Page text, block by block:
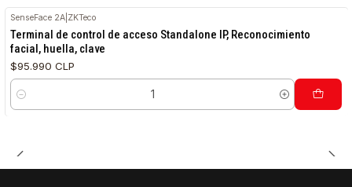
SenseFace 2A ZKTeco
Terminal de control de acceso Standalone IP, Reconocimiento
facial, huella, clave
$95.990 CLP
Cantidad